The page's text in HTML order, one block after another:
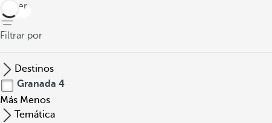
volver
Filtrar por
Destinos
Granada 4
Más Menos
Temática